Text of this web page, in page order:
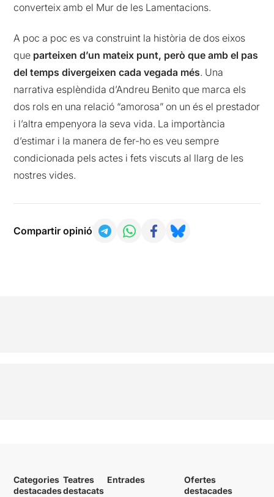
converteix amb el Mur de les Lamentacions.
A poc a poc es va construint la història de dos eixos
que parteixen d’un mateix punt, però que amb el pas
del temps divergeixen cada vegada més. Una
narrativa esplèndida d’Andreu Benito que marca els
dos rols en una relació “amorosa” on un és el prestador
i l’altra empenyora la seva vida. La importància
d’estimar i la manera de fer-ho es veu sempre
condicionada pels actes i fets viscuts al llarg de les
nostres vides.
Compartir opinió
Categories
destacades
Teatres
destacats
Entrades
Ofertes
destacades